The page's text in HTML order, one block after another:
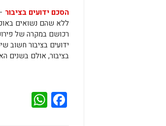
הסכם ידועים בציבור
ללא שהם נשואים
רכושם במקרה של
ידועים בציבור חשוב
בציבור, אולם בשנים